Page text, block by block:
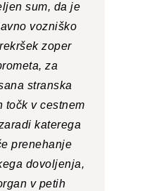
sum, da je
vozniško
zoper
za
stranska
točk v cestnem
katerega
prenehanje
dovoljenja,
v petih